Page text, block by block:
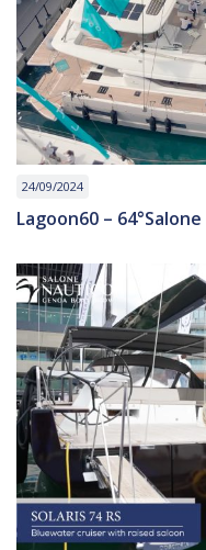
24/09/2024
Lagoon60 –